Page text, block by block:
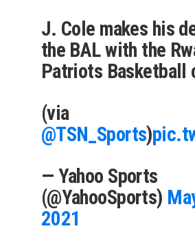
J. Cole makes his
the BAL with the
Patriots Basketball
(via
@TSN_Sports)
— Yahoo Sports
(@YahooSports)
2021